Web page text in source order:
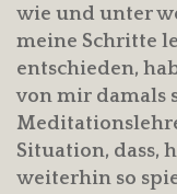
wie und unter
meine Schritte
entschieden,
von mir damals
Situation, dass,
weiterhin so